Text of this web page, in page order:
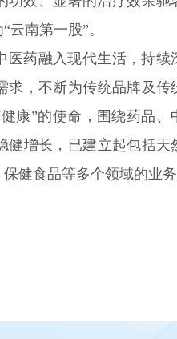
云南第一股”。
医药融入现代生活，持续
求，不断为传统品牌及传
康”的使命，围绕药品
健增长，已建立起包括
健食品等多个领域的业